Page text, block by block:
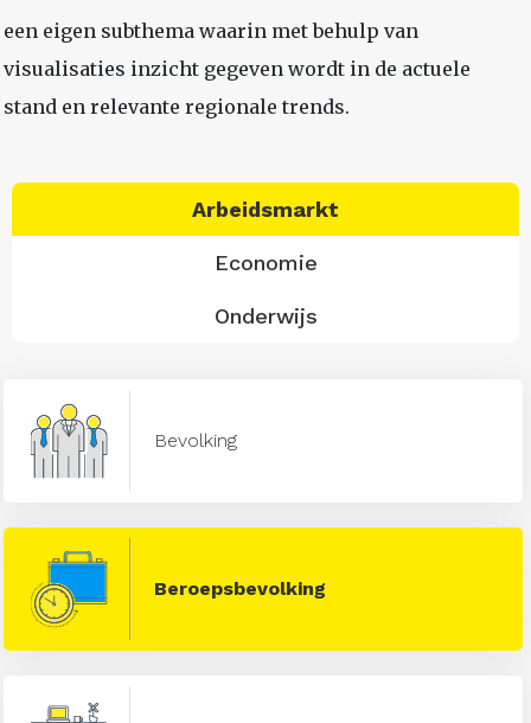
een eigen subthema waarin met behulp van
visualisaties inzicht gegeven wordt in de actuele
stand en relevante regionale trends.
Arbeidsmarkt
Economie
Onderwijs
Bevolking
Beroepsbevolking